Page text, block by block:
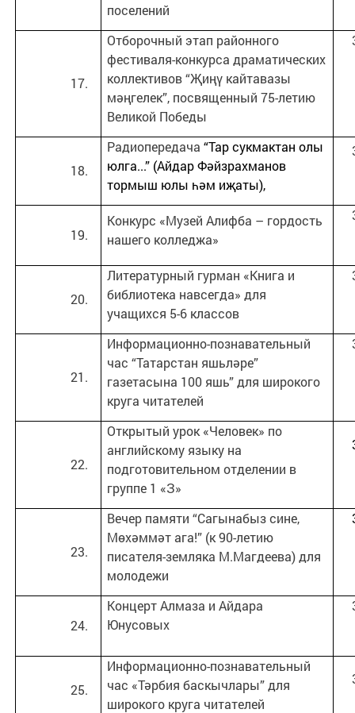
поселений
Отборочный этап районного
фестиваля-конкурса драматических
коллективов “Җиңү кайтавазы
мәңгелек”, посвященный 75-летию
Великой Победы
Радиопередача “Тар сукмактан олы
юлга...” (Айдар Фәйзрахманов
тормыш юлы һәм иҗаты),
Конкурс «Музей Алифба – гордость
нашего колледжа»
Литературный гурман «Книга и
библиотека навсегда» для
учащихся 5-6 классов
Информационно-познавательный
час “Татарстан яшьләре”
газетасына 100 яшь” для широкого
круга читателей
Открытый урок «Человек» по
английскому языку на
подготовительном отделении в
группе 1 «З»
Вечер памяти “Сагынабыз сине,
Мөхәммәт ага!” (к 90-летию
писателя-земляка М.Магдеева) для
молодежи
Концерт Алмаза и Айдара
Юнусовых
Информационно-познавательный
час «Тәрбия баскычлары” для
широкого круга читателей